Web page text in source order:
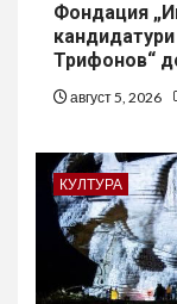
Фондация
Трифонов“
август 5, 2026
КУЛТУРА